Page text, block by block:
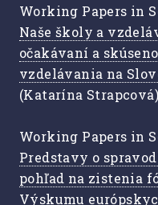
Working Papers in
Naše školy a
očakávaní a
vzdelávania na
(Katarína Strapcová)
Working Papers in
Predstavy o
pohľad na zistenia
Výskumu